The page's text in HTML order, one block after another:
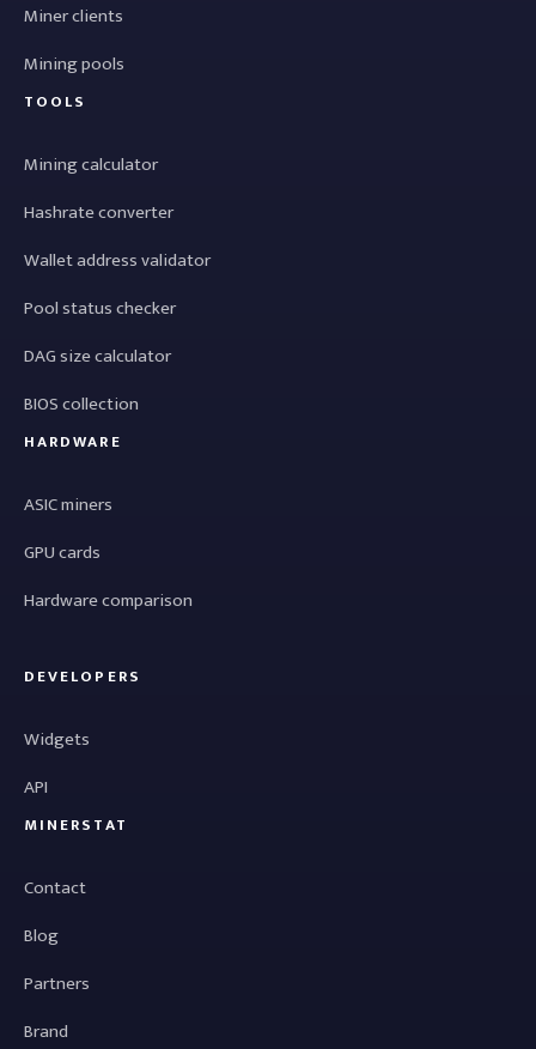
Miner clients
Mining pools
TOOLS
Mining calculator
Hashrate converter
Wallet address validator
Pool status checker
DAG size calculator
BIOS collection
HARDWARE
ASIC miners
GPU cards
Hardware comparison
DEVELOPERS
Widgets
API
MINERSTAT
Contact
Blog
Partners
Brand